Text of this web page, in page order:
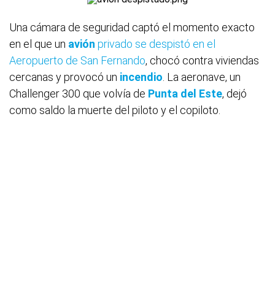
Una cámara de seguridad captó el momento exacto
en el que un avión privado se despistó en el
Aeropuerto de San Fernando, chocó contra viviendas
cercanas y provocó un incendio . La aeronave, un
Challenger 300 que volvía de Punta del Este, dejó
como saldo la muerte del piloto y el copiloto.